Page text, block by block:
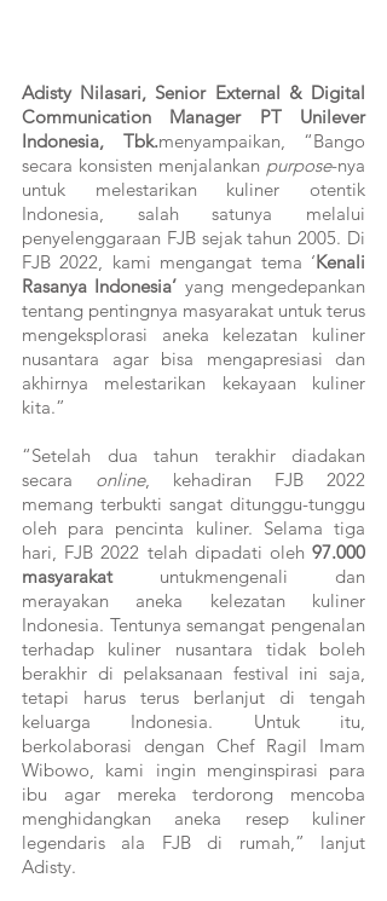
Adisty Nilasari, Senior External & Digital
Communication Manager PT Unilever
Indonesia, Tbk.menyampaikan, “Bango
secara konsisten menjalankan purpose-nya
untuk melestarikan kuliner otentik
Indonesia, salah satunya melalui
penyelenggaraan FJB sejak tahun 2005. Di
FJB 2022, kami mengangat tema ‘Kenali
Rasanya Indonesia’ yang mengedepankan
tentang pentingnya masyarakat untuk terus
mengeksplorasi aneka kelezatan kuliner
nusantara agar bisa mengapresiasi dan
akhirnya melestarikan kekayaan kuliner
kita.”
“Setelah dua tahun terakhir diadakan
secara online, kehadiran FJB 2022
memang terbukti sangat ditunggu-tunggu
oleh para pencinta kuliner. Selama tiga
hari, FJB 2022 telah dipadati oleh 97.000
masyarakat untukmengenali dan
merayakan aneka kelezatan kuliner
Indonesia. Tentunya semangat pengenalan
terhadap kuliner nusantara tidak boleh
berakhir di pelaksanaan festival ini saja,
tetapi harus terus berlanjut di tengah
keluarga Indonesia. Untuk itu,
berkolaborasi dengan Chef Ragil Imam
Wibowo, kami ingin menginspirasi para
ibu agar mereka terdorong mencoba
menghidangkan aneka resep kuliner
legendaris ala FJB di rumah,” lanjut
Adisty.